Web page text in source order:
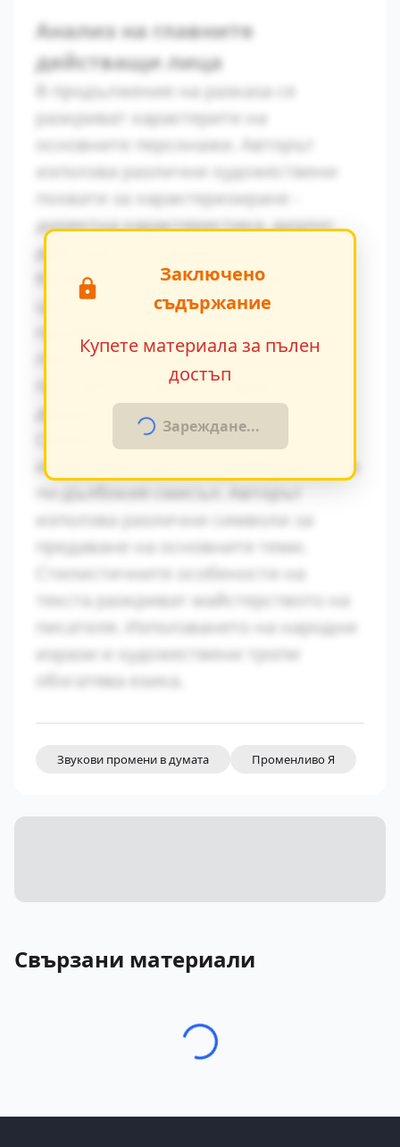
Анализ на главните
действащи лица
В продължение на разказа се
разкриват характерите на
основните персонажи. Авторът
използва различни художествени
похвати за характеризиране -
директна характеристика, диалог,
действия и вътрешен монолог.
Конфликтът между традиционните
ценности и модерните идеи се
персонажите. Това
противопоставяне създава
драматично напрежение.
Символиката в произведението
играе важна роля за разбирането на
използва различни символи за
предаване на основните теми.
Стилистичните особености на
текста разкриват майстерството на
писателя. Използването на народни
изрази и художествени тропи
обогатява езика.
Заключено
съдържание
Купете материала за пълен
достъп
Зареждане...
Звукови промени в думата Променливо Я
Свързани материали